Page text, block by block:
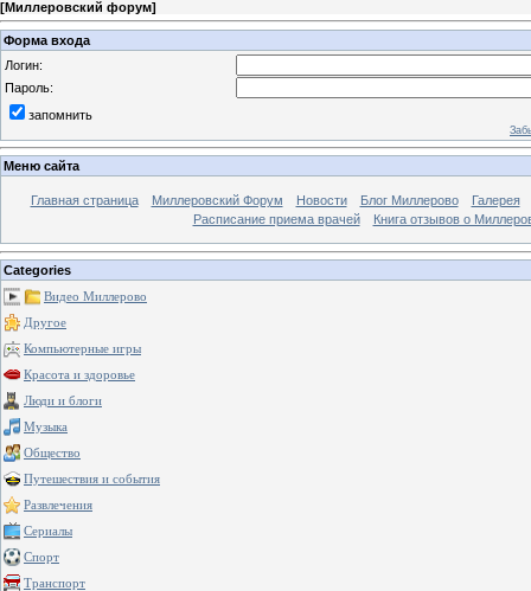
[Миллеровский форум]
Форма входа
Логин:
Пароль:
запомнить
Меню сайта
Главная страница Миллеровский Форум Новости Блог Миллерово
Галерея
Расписание приема врачей
Книга отзывов о
Categories
Видео Миллерово
Другое
Компьютерные игры
Красота и здоровье
Люди и блоги
Музыка
Общество
Путешествия и события
Развлечения
Сериалы
Спорт
Транспорт